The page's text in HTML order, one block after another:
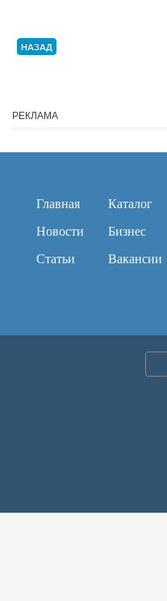
НАЗАД
РЕКЛАМА
Главная
Новости
Статьи
Каталог
Бизнес
Вакансии